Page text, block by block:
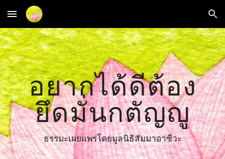
Skip to main content Skip to navigation
อยากได้ดีต้อง
ยึดมั่นกตัญญู
ธรรมะเผยแพร่โดยมูลนิธิสัมมาอาชีวะ